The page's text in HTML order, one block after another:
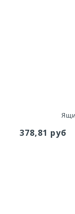
378,81 руб